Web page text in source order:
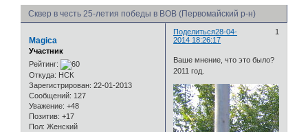
Сквер в честь 25-летия победы в ВОВ (Первомайский р-н)
Поделиться 1
28-04-
2014 18:26:17
Magica
Участник
Рейтинг:
Откуда: НСК
Зарегистрирован: 22-01-2013
Сообщений: 127
Уважение: +48
Позитив: +17
Пол: Женский
Ваше мнение, что это было?
2011 год.